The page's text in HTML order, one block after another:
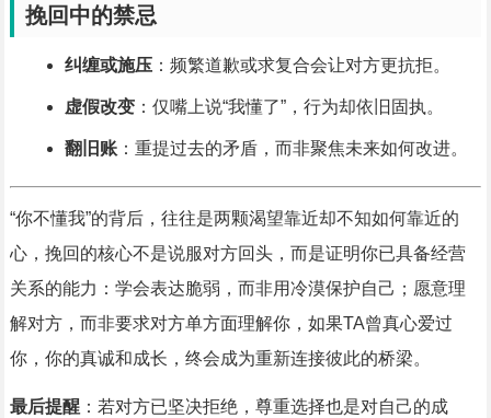
挽回中的禁忌
纠缠或施压：频繁道歉或求复合会让对方更抗拒。
虚假改变：仅嘴上说“我懂了”，行为却依旧固执。
翻旧账：重提过去的矛盾，而非聚焦未来如何改进。
“你不懂我”的背后，往往是两颗渴望靠近却不知如何靠近的
心，挽回的核心不是说服对方回头，而是证明你已具备经营
关系的能力：学会表达脆弱，而非用冷漠保护自己；愿意理
解对方，而非要求对方单方面理解你，如果TA曾真心爱过
你，你的真诚和成长，终会成为重新连接彼此的桥梁。
最后提醒：若对方已坚决拒绝，尊重选择也是对自己的成